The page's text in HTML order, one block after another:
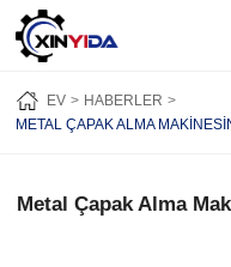
EV
ÜRÜN:% S
VIDEO
VAKALAR
HABERLER
HAKKIMIZDA
BİZE ULAŞIN
EV
HABERLER
METAL ÇAPAK ALMA
Metal Çapak Alma